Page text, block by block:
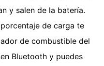
y salen de la batería.
de carga te
de combustible del
Bluetooth y puedes